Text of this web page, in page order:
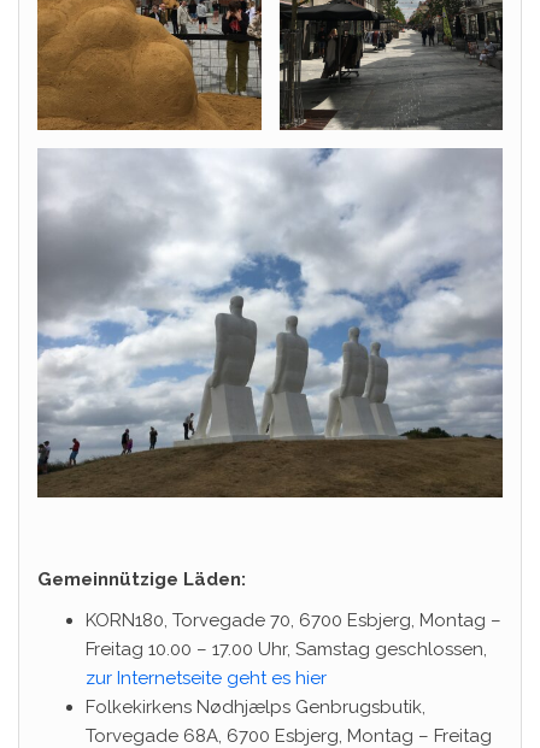
Gemeinnützige Läden:
KORN180, Torvegade 70, 6700 Esbjerg, Montag –
Freitag 10.00 – 17.00 Uhr, Samstag geschlossen,
zur Internetseite geht es hier
Folkekirkens Nødhjælps Genbrugsbutik,
Torvegade 68A, 6700 Esbjerg, Montag – Freitag